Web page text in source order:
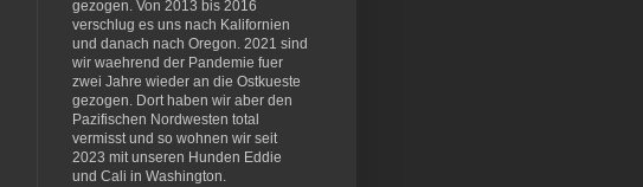
gezogen. Von 2013 bis 2016
verschlug es uns nach Kalifornien
und danach nach Oregon. 2021 sind
wir waehrend der Pandemie fuer
zwei Jahre wieder an die Ostkueste
gezogen. Dort haben wir aber den
Pazifischen Nordwesten total
vermisst und so wohnen wir seit
2023 mit unseren Hunden Eddie
und Cali in Washington.